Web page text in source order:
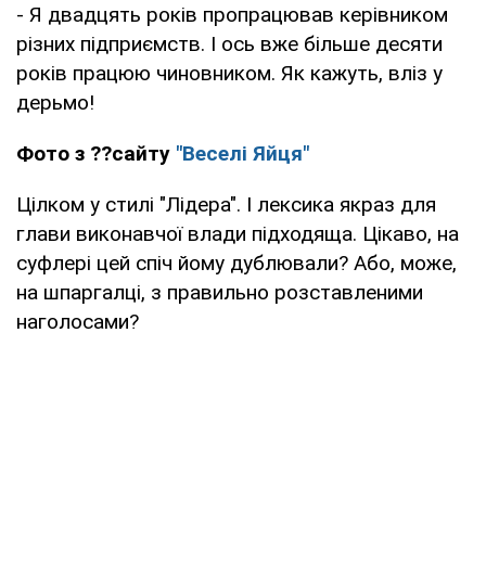
- Я двадцять років пропрацював керівником
різних підприємств. І ось вже більше десяти
років працюю чиновником. Як кажуть, вліз у
дерьмо!
Фото з ??сайту "Веселі Яйця"
Цілком у стилі "Лідера". І лексика якраз для
глави виконавчої влади підходяща. Цікаво, на
суфлері цей спіч йому дублювали? Або, може,
на шпаргалці, з правильно розставленими
наголосами?